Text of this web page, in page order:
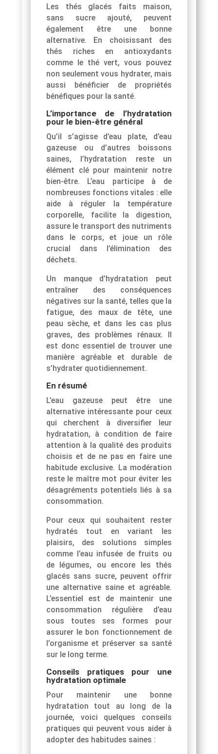
Les thés glacés faits maison,
sans sucre ajouté, peuvent
également être une bonne
alternative. En choisissant des
thés riches en antioxydants
comme le thé vert, vous pouvez
non seulement vous hydrater, mais
aussi bénéficier de propriétés
bénéfiques pour la santé.
L’importance de l’hydratation
pour le bien-être général
Qu’il s’agisse d’eau plate, d’eau
gazeuse ou d’autres boissons
saines, l’hydratation reste un
élément clé pour maintenir notre
bien-être. L’eau participe à de
nombreuses fonctions vitales : elle
aide à réguler la température
corporelle, facilite la digestion,
assure le transport des nutriments
dans le corps, et joue un rôle
crucial dans l’élimination des
déchets.
Un manque d’hydratation peut
entraîner des conséquences
négatives sur la santé, telles que la
fatigue, des maux de tête, une
peau sèche, et dans les cas plus
graves, des problèmes rénaux. Il
est donc essentiel de trouver une
manière agréable et durable de
s’hydrater quotidiennement.
En résumé
L’eau gazeuse peut être une
alternative intéressante pour ceux
qui cherchent à diversifier leur
hydratation, à condition de faire
attention à la qualité des produits
choisis et de ne pas en faire une
habitude exclusive. La modération
reste le maître mot pour éviter les
désagréments potentiels liés à sa
consommation.
Pour ceux qui souhaitent rester
hydratés tout en variant les
plaisirs, des solutions simples
comme l’eau infusée de fruits ou
de légumes, ou encore les thés
glacés sans sucre, peuvent offrir
une alternative saine et agréable.
L’essentiel est de maintenir une
consommation régulière d’eau
sous toutes ses formes pour
assurer le bon fonctionnement de
l’organisme et préserver sa santé
sur le long terme.
Conseils pratiques pour une
hydratation optimale
Pour maintenir une bonne
hydratation tout au long de la
journée, voici quelques conseils
pratiques qui peuvent vous aider à
adopter des habitudes saines :